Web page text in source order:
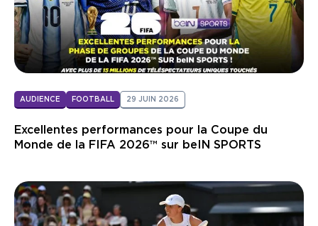
AUDIENCE FOOTBALL 29 JUIN 2026
Excellentes performances pour la Coupe du
Monde de la FIFA 2026™ sur beIN SPORTS